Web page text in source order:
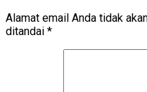
Alamat email Anda tidak
ditandai *